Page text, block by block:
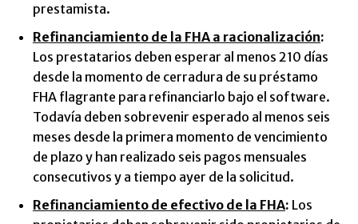
prestamista.
Refinanciamiento de la FHA a racionalización:
Los prestatarios deben esperar al menos 210 días
desde la momento de cerradura de su préstamo
FHA flagrante para refinanciarlo bajo el software.
Todavía deben sobrevenir esperado al menos seis
meses desde la primera momento de vencimiento
de plazo y han realizado seis pagos mensuales
consecutivos y a tiempo ayer de la solicitud.
Refinanciamiento de efectivo de la FHA: Los